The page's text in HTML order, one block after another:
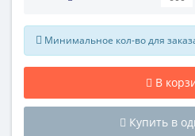
Минимальное кол-во для
В
Купить в